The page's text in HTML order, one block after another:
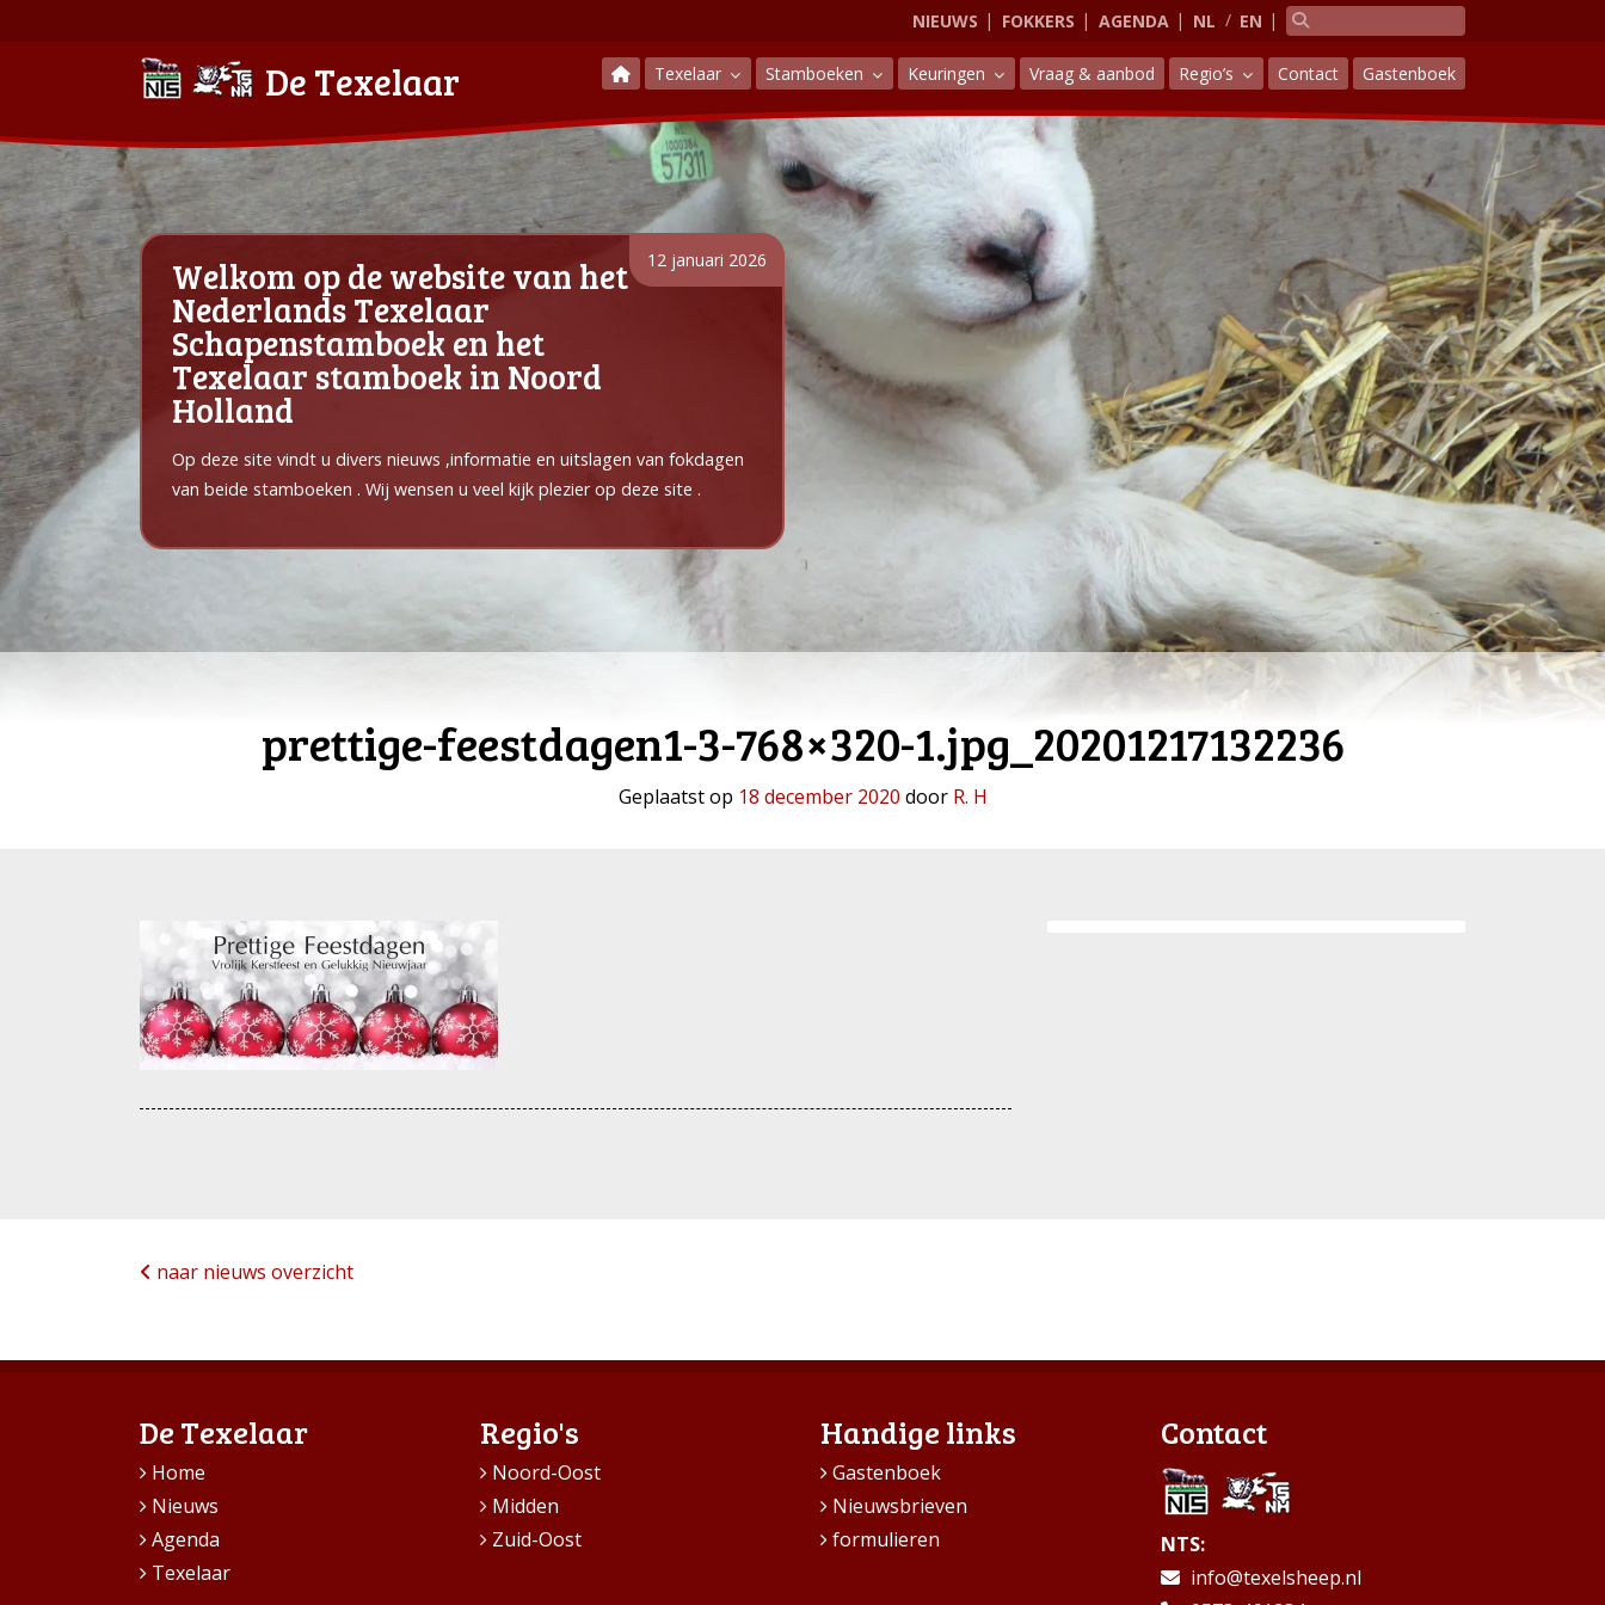
NIEUWS FOKKERS AGENDA NL EN
De Texelaar Texelaar Stamboeken Keuringen Vraag & aanbod Regio’s Contact Gastenboek
12 januari 2026
Welkom op de website van het
Nederlands Texelaar
Schapenstamboek en het
Texelaar stamboek in Noord
Holland
Op deze site vindt u divers nieuws ,informatie en uitslagen van fokdagen
van beide stamboeken . Wij wensen u veel kijk plezier op deze site .
prettige-feestdagen1-3-768×320-1.jpg_20201217132236
Geplaatst op 18 december 2020 door R. H
naar nieuws overzicht
De Texelaar
Home
Nieuws
Agenda
Texelaar
Regio's
Noord-Oost
Midden
Zuid-Oost
Handige links
Gastenboek
Nieuwsbrieven
formulieren
Contact
NTS:
info@texelsheep.nl